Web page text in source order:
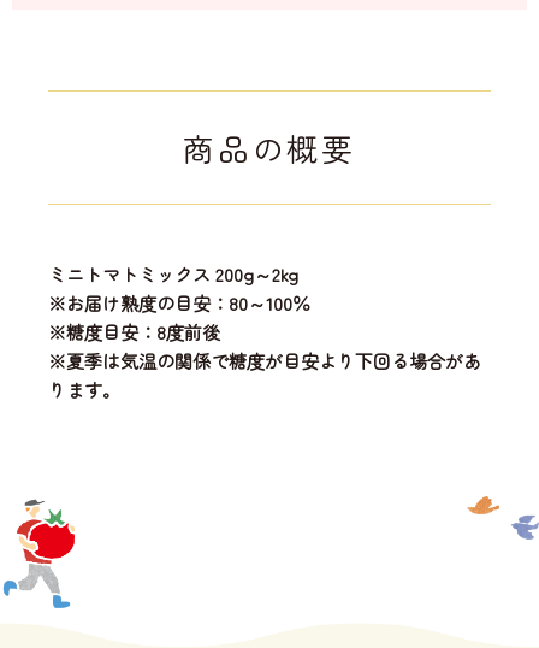
商品の概要
ミニトマトミックス 200g～2kg
※お届け熟度の目安：80～100％
※糖度目安：8度前後
※夏季は気温の関係で糖度が目安より下回る場合があ
ります。